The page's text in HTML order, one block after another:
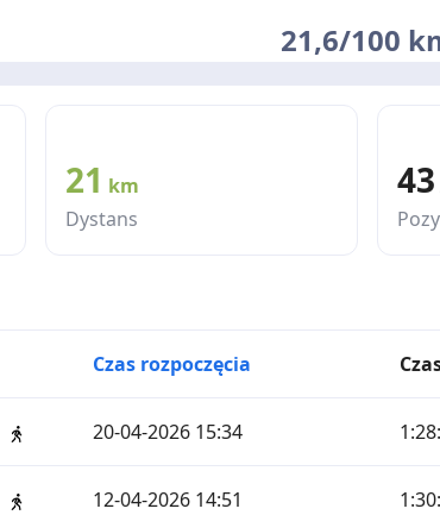
21,6/100
21 km
Dystans
43
Czas rozpoczęcia
20-04-2026 15:34
12-04-2026 14:51